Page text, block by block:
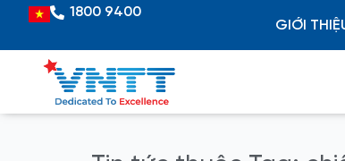
content
Vietnamese
1800 9400
GIỚI